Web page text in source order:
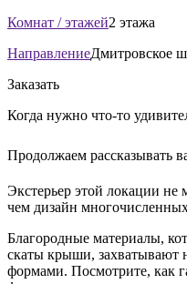
Комнат / этажей2 этажа
НаправлениеДмитровское
Заказать
Когда нужно что-то
Продолжаем рассказывать
Экстерьер этой локации не
чем дизайн
Благородные материалы,
скаты крыши,
формами. Посмотрите, как